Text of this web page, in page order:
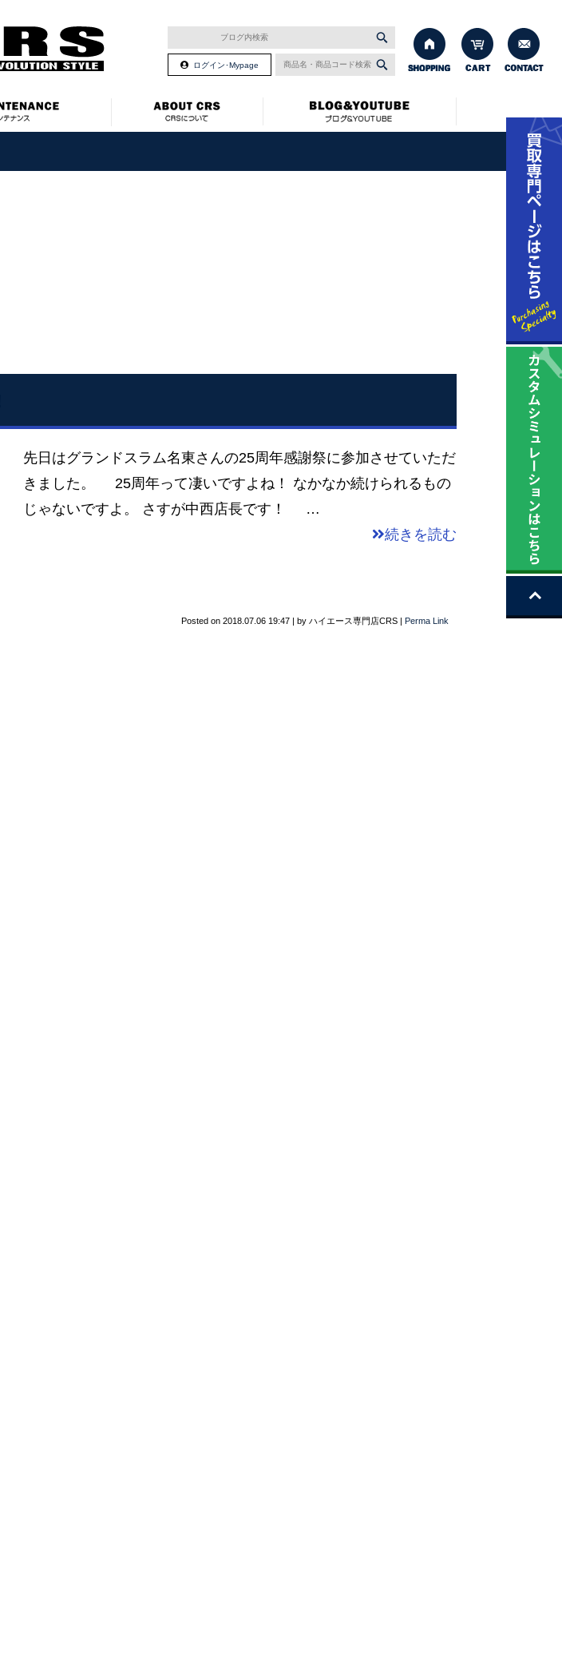
ログイン･Mypage
先日はグランドスラム名東さんの25周年感謝祭に参加させていただ
きました。 25周年って凄いですよね！ なかなか続けられるもの
じゃないですよ。 さすが中西店長です！ …
続きを読む
Posted on 2018.07.06 19:47 | by ハイエース専門店CRS | Perma Link